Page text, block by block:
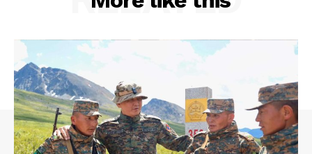
Subscription Plans
My account